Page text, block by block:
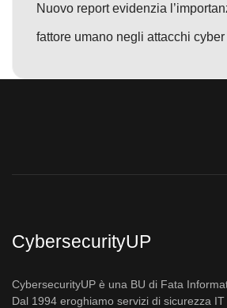
Nuovo report evidenzia
fattore umano negli attacchi cyber
CybersecurityUP
CybersecurityUP è una BU di Fata
Dal 1994 eroghiamo servizi di sicurezza